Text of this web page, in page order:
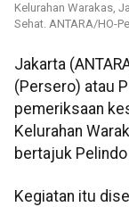
Kelurahan Warakas,
Sehat. ANTARA/HO-
Jakarta
(Persero) atau
pemeriksaan
Kelurahan
bertajuk
Kegiatan itu